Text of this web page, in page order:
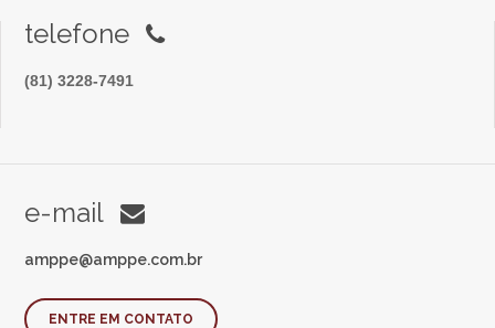
telefone
(81) 3228-7491
e-mail
amppe@amppe.com.br
ENTRE EM CONTATO